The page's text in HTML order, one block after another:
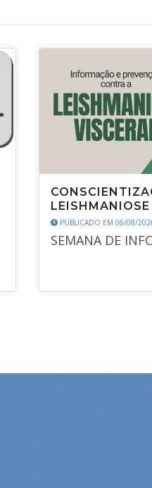
PUBLICADO EM 06/08/
SEMANA DE